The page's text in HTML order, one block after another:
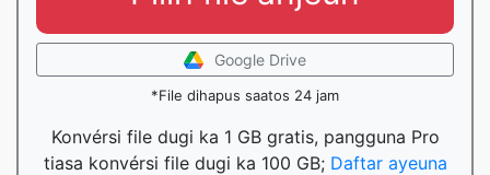
Google Drive
*File dihapus saatos 24 jam
Konvérsi file dugi ka 1 GB gratis, pangguna Pro
tiasa konvérsi file dugi ka 100 GB; Daftar ayeuna